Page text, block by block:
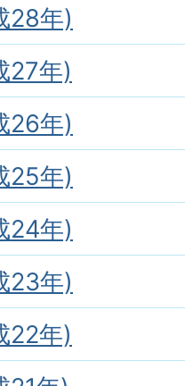
28年)
27年)
26年)
25年)
24年)
23年)
22年)